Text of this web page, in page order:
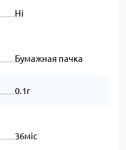
Ні
Бумажная пачка
0.1г
36міс